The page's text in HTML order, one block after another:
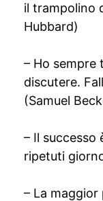
il trampolino
Hubbard)
– Ho sempre
discutere.
(Samuel
– Il successo
ripetuti
– La